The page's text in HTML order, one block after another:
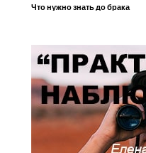
Что нужно знать до брака